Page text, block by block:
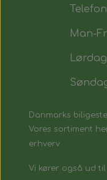
Man-
Lørdag
Danmarks
Vores sortiment
erhverv.
Vi kører også ud